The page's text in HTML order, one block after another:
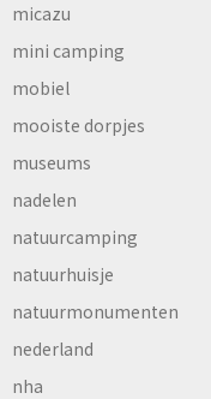
micazu
mini camping
mobiel
mooiste dorpjes
museums
nadelen
natuurcamping
natuurhuisje
natuurmonumenten
nederland
nha